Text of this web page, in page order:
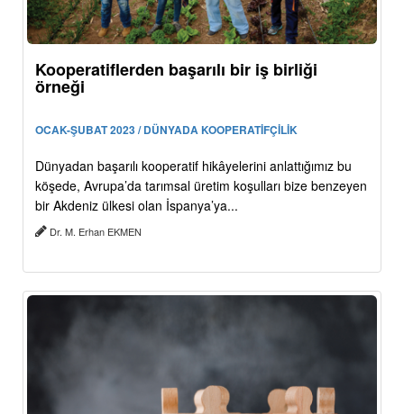
Kooperatiflerden başarılı bir iş birliği
örneği
OCAK-ŞUBAT 2023 / DÜNYADA KOOPERATİFÇİLİK
Dünyadan başarılı kooperatif hikâyelerini anlattığımız bu
köşede, Avrupa’da tarımsal üretim koşulları bize benzeyen
bir Akdeniz ülkesi olan İspanya’ya...
Dr. M. Erhan EKMEN